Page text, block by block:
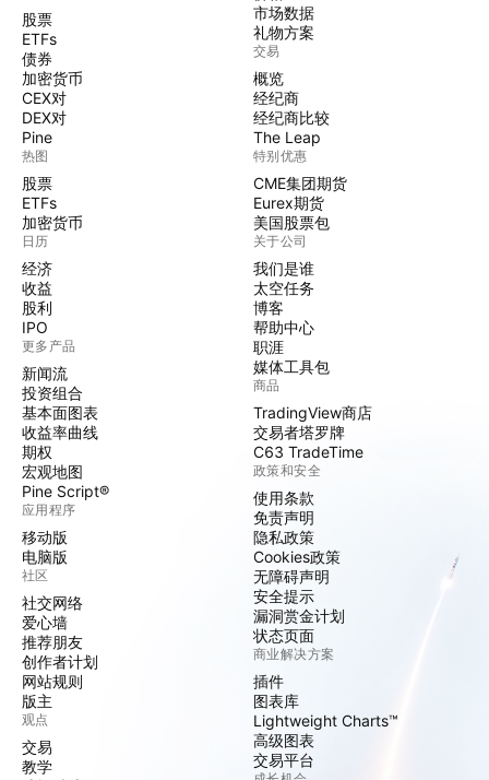
股票
ETFs
债券
加密货币
CEX对
DEX对
Pine
热图
股票
ETFs
加密货币
日历
经济
收益
股利
IPO
更多产品
新闻流
投资组合
基本面图表
收益率曲线
期权
宏观地图
Pine Script®
应用程序
移动版
电脑版
社区
社交网络
爱心墙
推荐朋友
创作者计划
网站规则
版主
观点
交易
教学
市场数据
礼物方案
交易
概览
经纪商
经纪商比较
The Leap
特别优惠
CME集团期货
Eurex期货
美国股票包
关于公司
我们是谁
太空任务
博客
帮助中心
职涯
媒体工具包
商品
TradingView商店
交易者塔罗牌
C63 TradeTime
政策和安全
使用条款
免责声明
隐私政策
Cookies政策
无障碍声明
安全提示
漏洞赏金计划
状态页面
商业解决方案
插件
图表库
Lightweight Charts™
高级图表
交易平台